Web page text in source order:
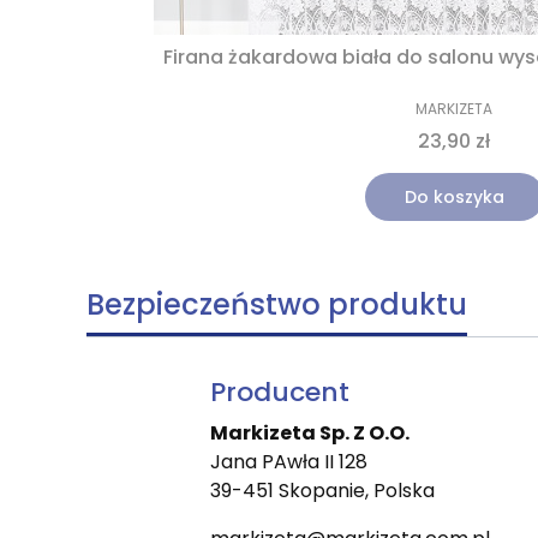
Firana żakardowa biała do salonu
MARKIZETA
23,90 zł
Do koszyka
Bezpieczeństwo produktu
Producent
Markizeta Sp. Z O.O.
Jana PAwła II 128
39-451 Skopanie, Polska